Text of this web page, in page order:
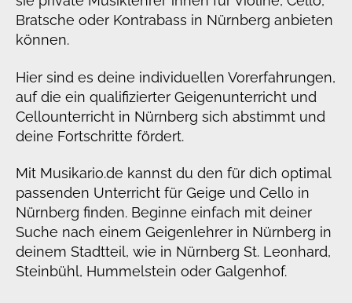
Bratsche oder Kontrabass in Nürnberg anbieten
können.
Hier sind es deine individuellen Vorerfahrungen,
auf die ein qualifizierter Geigenunterricht und
Cellounterricht in Nürnberg sich abstimmt und
deine Fortschritte fördert.
Mit Musikario.de kannst du den für dich optimal
passenden Unterricht für Geige und Cello in
Nürnberg finden. Beginne einfach mit deiner
Suche nach einem Geigenlehrer in Nürnberg in
deinem Stadtteil, wie in Nürnberg St. Leonhard,
Steinbühl, Hummelstein oder Galgenhof.